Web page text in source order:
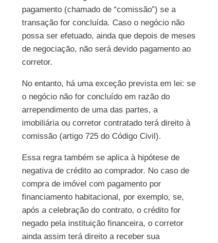
pagamento (chamado de “comissão”) se a
transação for concluída. Caso o negócio não
possa ser efetuado, ainda que depois de meses
de negociação, não será devido pagamento ao
corretor.
No entanto, há uma exceção prevista em lei: se
o negócio não for concluído em razão do
arrependimento de uma das partes, a
imobiliária ou corretor contratado terá direito à
comissão (artigo 725 do Código Civil).
Essa regra também se aplica à hipótese de
negativa de crédito ao comprador. No caso de
compra de imóvel com pagamento por
financiamento habitacional, por exemplo, se,
após a celebração do contrato, o crédito for
negado pela instituição financeira, o corretor
ainda assim terá direito a receber sua